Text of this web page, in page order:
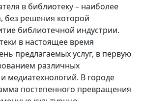
в библиотеку – наиболее
без решения которой
библиотечной индустрии.
в настоящее время
предлагаемых услуг, в первую
различных
медиатехнологий. В городе
постепенного превращения